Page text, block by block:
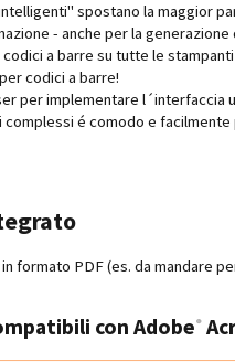
spostano la maggior
- anche per la generazione
a barre su tutte le
codici a barre!
per implementare l´interfaccia
é comodo e facilmente
formato PDF (es. da mandare
con Adobe®